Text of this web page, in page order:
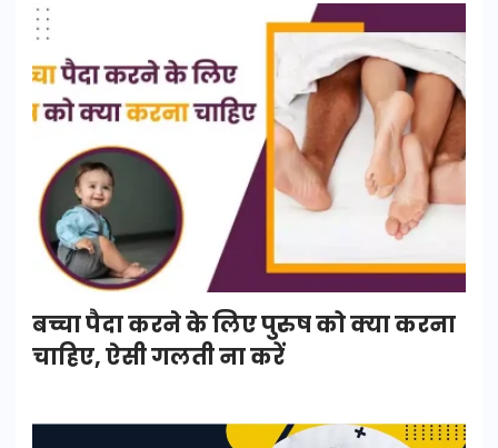
बच्चा पैदा करने के लिए पुरुष को क्या करना
चाहिए, ऐसी गलती ना करें